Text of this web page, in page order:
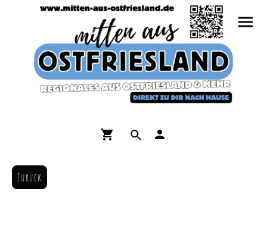
Zurück